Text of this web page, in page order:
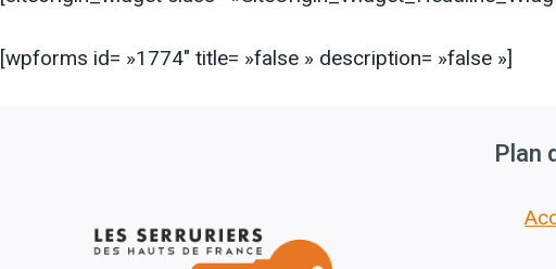
[wpforms id= »1774″ title= »false » description= »false »]
Plan